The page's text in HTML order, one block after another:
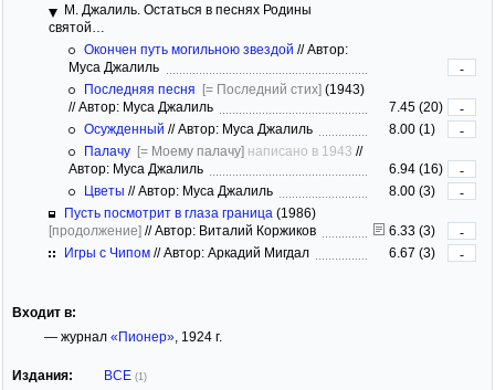
М. Джалиль. Остаться в песнях Родины
святой…
Окончен путь могильною звездой //Автор:
Муса Джалиль
-
Последняя песня [= Последний стих] (1943)
//Автор: Муса Джалиль 7.45 (20)
-
Осужденный //Автор: Муса Джалиль 8.00 (1)
-
Палачу [= Моему палачу] написано в 1943 //
Автор: Муса Джалиль
6.94 (16)
-
Цветы //Автор: Муса Джалиль 8.00 (3)
-
Пусть посмотрит в глаза граница (1986)
[продолжение] //Автор: Виталий Коржиков 6.33 (3)
-
Игры с Чипом //Автор: Аркадий Мигдал 6.67 (3) -
Входит в:
— журнал «Пионер», 1924 г.
Издания: ВСЕ (1)